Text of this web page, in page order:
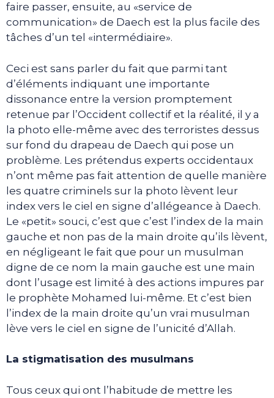
faire passer, ensuite, au «service de
communication» de Daech est la plus facile des
tâches d’un tel «intermédiaire».
Ceci est sans parler du fait que parmi tant
d’éléments indiquant une importante
dissonance entre la version promptement
retenue par l’Occident collectif et la réalité, il y a
la photo elle-même avec des terroristes dessus
sur fond du drapeau de Daech qui pose un
problème. Les prétendus experts occidentaux
n’ont même pas fait attention de quelle manière
les quatre criminels sur la photo lèvent leur
index vers le ciel en signe d’allégeance à Daech.
Le «petit» souci, c’est que c’est l’index de la main
gauche et non pas de la main droite qu’ils lèvent,
en négligeant le fait que pour un musulman
digne de ce nom la main gauche est une main
dont l’usage est limité à des actions impures par
le prophète Mohamed lui-même. Et c’est bien
l’index de la main droite qu’un vrai musulman
lève vers le ciel en signe de l’unicité d’Allah.
La stigmatisation des musulmans
Tous ceux qui ont l’habitude de mettre les